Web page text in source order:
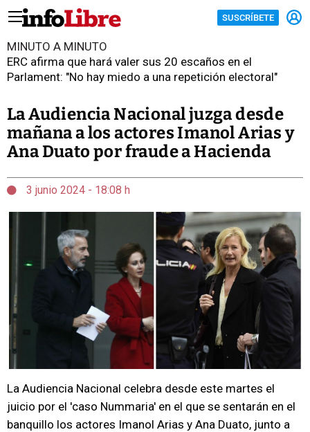
SUSCRÍBETE
MINUTO A MINUTO
ERC afirma que hará valer sus 20 escaños en el
Parlament: "No hay miedo a una repetición electoral"
La Audiencia Nacional juzga desde
mañana a los actores Imanol Arias y
Ana Duato por fraude a Hacienda
3 junio 2024 - 18:08 h
La Audiencia Nacional celebra desde este martes el
juicio por el 'caso Nummaria' en el que se sentarán en el
banquillo los actores Imanol Arias y Ana Duato, junto a